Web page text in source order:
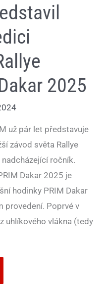
2025
už pár let představuje
závod světa Rallye
ročník.
Dakar 2025 je
hodinky PRIM Dakar
provedení. Poprvé v
uhlíkového vlákna (tedy